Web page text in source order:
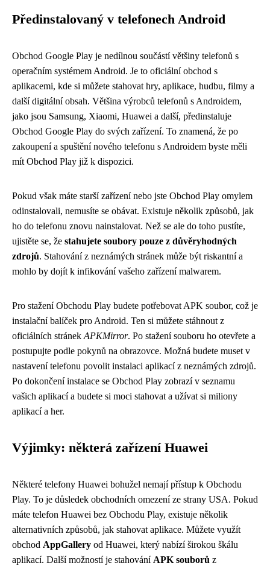
Předinstalovaný v telefonech Android
Obchod Google Play je nedílnou součástí většiny telefonů s
operačním systémem Android. Je to oficiální obchod s
aplikacemi, kde si můžete stahovat hry, aplikace, hudbu, filmy a
další digitální obsah. Většina výrobců telefonů s Androidem,
jako jsou Samsung, Xiaomi, Huawei a další, předinstaluje
Obchod Google Play do svých zařízení. To znamená, že po
zakoupení a spuštění nového telefonu s Androidem byste měli
mít Obchod Play již k dispozici.
Pokud však máte starší zařízení nebo jste Obchod Play omylem
odinstalovali, nemusíte se obávat. Existuje několik způsobů, jak
ho do telefonu znovu nainstalovat. Než se ale do toho pustíte,
ujistěte se, že stahujete soubory pouze z důvěryhodných
zdrojů. Stahování z neznámých stránek může být riskantní a
mohlo by dojít k infikování vašeho zařízení malwarem.
Pro stažení Obchodu Play budete potřebovat APK soubor, což je
instalační balíček pro Android. Ten si můžete stáhnout z
oficiálních stránek APKMirror. Po stažení souboru ho otevřete a
postupujte podle pokynů na obrazovce. Možná budete muset v
nastavení telefonu povolit instalaci aplikací z neznámých zdrojů.
Po dokončení instalace se Obchod Play zobrazí v seznamu
vašich aplikací a budete si moci stahovat a užívat si miliony
aplikací a her.
Výjimky: některá zařízení Huawei
Některé telefony Huawei bohužel nemají přístup k Obchodu
Play. To je důsledek obchodních omezení ze strany USA. Pokud
máte telefon Huawei bez Obchodu Play, existuje několik
alternativních způsobů, jak stahovat aplikace. Můžete využít
obchod AppGallery od Huawei, který nabízí širokou škálu
aplikací. Další možností je stahování APK souborů z